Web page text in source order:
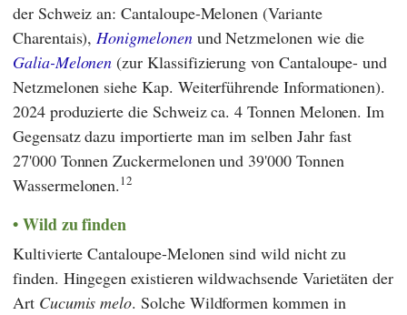
der Schweiz an: Cantaloupe-Melonen (Variante
Charentais), Honigmelonenund Netzmelonen wie die
Galia-Melonen (zur Klassifizierung von Cantaloupe- und
Netzmelonen siehe Kap. Weiterführende Informationen).
2024 produzierte die Schweiz ca. 4 Tonnen Melonen. Im
Gegensatz dazu importierte man im selben Jahr fast
27'000 Tonnen Zuckermelonen und 39'000 Tonnen
Wassermelonen.12
Wild zu finden
Kultivierte Cantaloupe-Melonen sind wild nicht zu
finden. Hingegen existieren wildwachsende Varietäten der
Art Cucumis melo. Solche Wildformen kommen in